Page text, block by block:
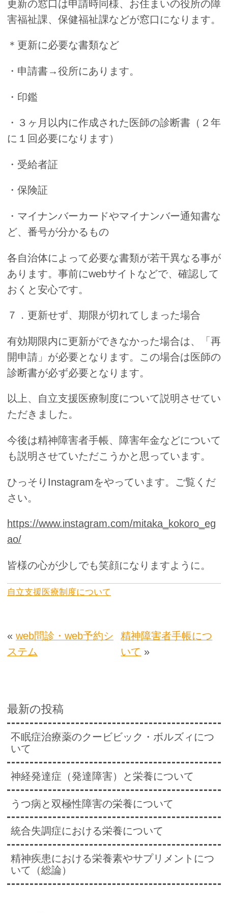
更新の窓口は申請時同様、お住まいの役所の障
害福祉課、保健福祉課などが窓口になります。
＊更新に必要な書類など
・申請書→役所にあります。
・印鑑
・３ヶ月以内に作成された医師の診断書（２年
に１回必要になります）
・受給者証
・保険証
・マイナンバーカードやマイナンバー通知書な
ど、番号が分かるもの
各自治体によって必要な書類が若干異なる事が
あります。事前にwebサイトなどで、確認して
おくと安心です。
７．更新せず、期限が切れてしまった場合
有効期限内に更新ができなかった場合は、「再
開申請」が必要となります。この場合は医師の
診断書が必ず必要となります。
以上、自立支援医療制度について説明させてい
ただきました。
今後は精神障害者手帳、障害年金などについて
も説明させていただこうかと思っています。
ひっそりInstagramをやっています。ご覧くだ
さい。
https://www.instagram.com/mitaka_kokoro_eg
ao/
皆様の心が少しでも笑顔になりますように。
自立支援医療制度について
« web問診・web予約シ
ステム
精神障害者手帳につ
いて »
最新の投稿
不眠症治療薬のクービビック・ボルズィにつ
いて
神経発達症（発達障害）と栄養について
うつ病と双極性障害の栄養について
統合失調症における栄養について
精神疾患における栄養素やサプリメントにつ
いて（総論）